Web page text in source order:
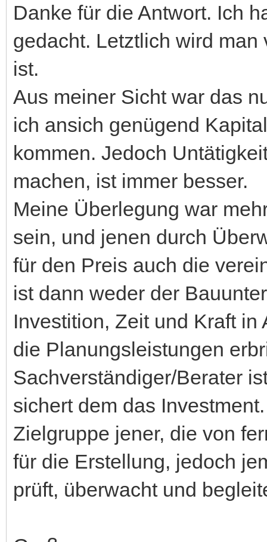
Danke für die Antwort. Ich
gedacht. Letztlich wird
ist.
Aus meiner Sicht war das
ich ansich genügend
kommen. Jedoch
machen, ist immer besser.
Meine Überlegung war
sein, und jenen durch
für den Preis auch die
ist dann weder der
Investition, Zeit und Kraft
die Planungsleistungen
Sachverständiger/Berater
sichert dem das
Zielgruppe jener, die von
für die Erstellung, jedoch
prüft, überwacht und